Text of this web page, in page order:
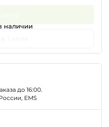
наличии
до 16:00.
EMS